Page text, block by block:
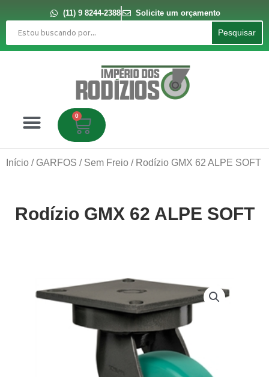
conteúdo
(11) 9 8244-2388
Solicite um orçamento
Pesquisar
Pesquisar
0
Carrinho
Início / GARFOS / Sem Freio / Rodízio GMX 62 ALPE SOFT
Rodízio GMX 62 ALPE SOFT